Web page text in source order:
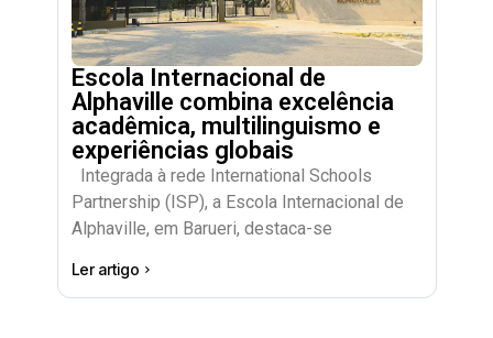
Escola Internacional de
Alphaville combina excelência
acadêmica, multilinguismo e
experiências globais
Integrada à rede International Schools
Partnership (ISP), a Escola Internacional de
Alphaville, em Barueri, destaca-se
Ler artigo